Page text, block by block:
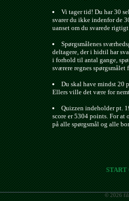
Vi tager tid! Du har 30
svarer du ikke indenfor de
uanset om du svarede
Spørgsmålenes
deltagere, der i hidtil har
i forhold til antal gange,
sværere regnes spørgsmålet
Du skal have mindst 20
Ellers ville det være for
Quizzen indeholder pt.
score er 5304 points. For at
på alle spørgsmål og alle
START
© 2026